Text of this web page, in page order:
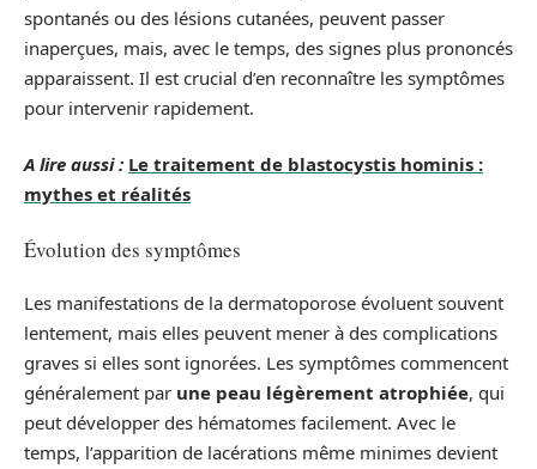
spontanés ou des lésions cutanées, peuvent passer
inaperçues, mais, avec le temps, des signes plus prononcés
apparaissent. Il est crucial d’en reconnaître les symptômes
pour intervenir rapidement.
A lire aussi : Le traitement de blastocystis hominis :
mythes et réalités
Évolution des symptômes
Les manifestations de la dermatoporose évoluent souvent
lentement, mais elles peuvent mener à des complications
graves si elles sont ignorées. Les symptômes commencent
généralement par une peau légèrement atrophiée, qui
peut développer des hématomes facilement. Avec le
temps, l’apparition de lacérations même minimes devient